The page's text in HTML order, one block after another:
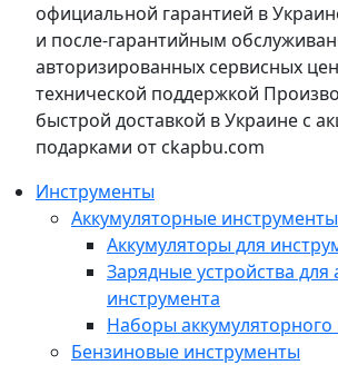
официальной гарантией в
и после-гарантийным
авторизированных сервисных
технической поддержкой
быстрой доставкой в Украине с
подарками от ckapbu.com
Инструменты
Аккумуляторные инструменты
Аккумуляторы для
Зарядные устройства для
инструмента
Наборы аккумуляторного
Бензиновые инструменты